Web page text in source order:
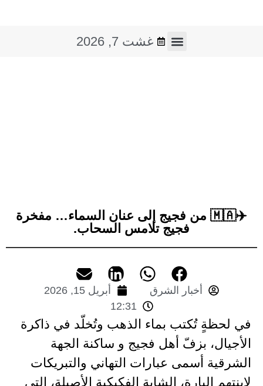
غشت 7, 2026
✈️🇲🇦 من فجيج إلى عنان السماء… مفخرة
فجيج تلامس السحاب.
أخبار الشرق
أبريل 15, 2026
12:31
في لحظةٍ تُكتب بماء الذهب وتُخلّد في ذاكرة
الأجيال، بزفّ أهل فجيج و ساكنة الجهة
الشرقية أسمى عبارات التهاني والتبريكات
لإبنتهم البارة، الشابة الفكيكية الأصيلة، التي